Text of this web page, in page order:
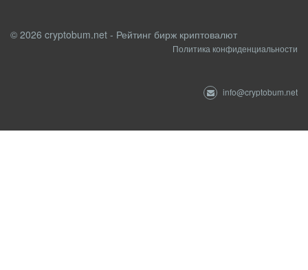
© 2026 cryptobum.net - Рейтинг бирж криптовалют
Политика конфиденциальности
info@cryptobum.net